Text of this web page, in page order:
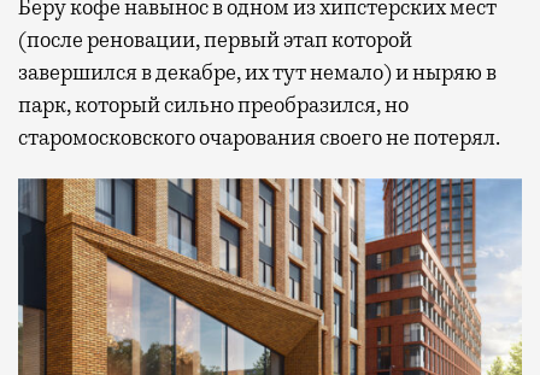
Беру кофе навынос в одном из хипстерских мест
(после реновации, первый этап которой
завершился в декабре, их тут немало) и ныряю в
парк, который сильно преобразился, но
старомосковского очарования своего не потерял.